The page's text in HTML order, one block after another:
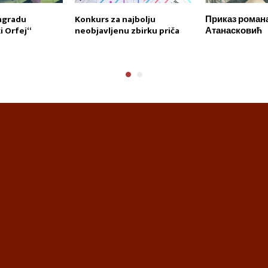
Orfej“
Konkurs za najbolju
neobjavljenu zbirku priča
Приказ
Атанасковић